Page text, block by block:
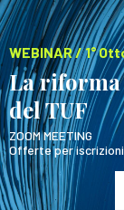
WEBINAR / 1°
La riforma
del TUF
ZOOM MEETING
Offerte per